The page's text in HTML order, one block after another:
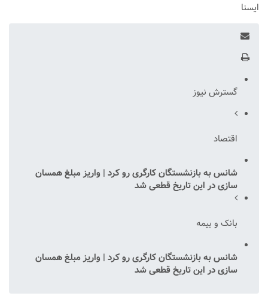
ایسنا
گسترش نیوز
اقتصاد
شانس به بازنشستگان کارگری رو کرد | واریز مبلغ همسان
سازی در این تاریخ قطعی شد
بانک و بیمه
شانس به بازنشستگان کارگری رو کرد | واریز مبلغ همسان
سازی در این تاریخ قطعی شد